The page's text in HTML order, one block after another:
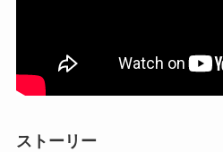
ストーリー